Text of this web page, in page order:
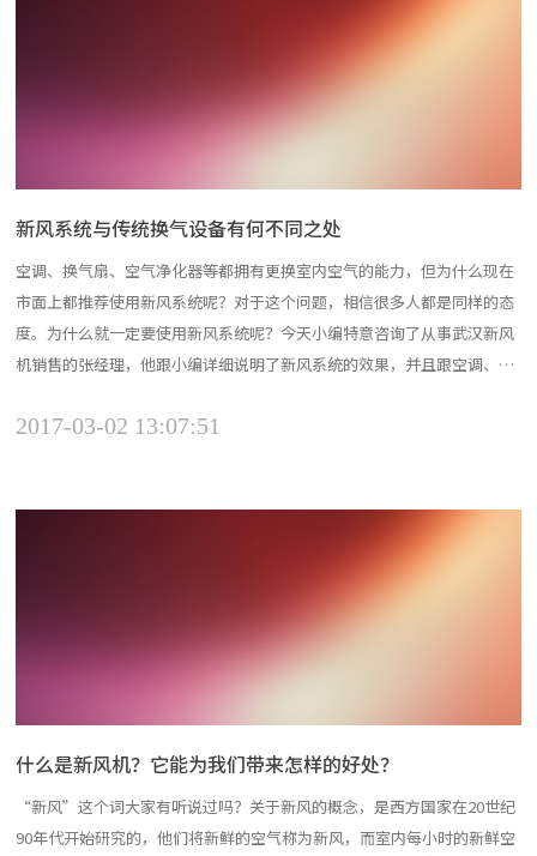
新风系统与传统换气设备有何不同之处
空调、换气扇、空气净化器等都拥有更换室内空气的能力，但为什么现在
市面上都推荐使用新风系统呢？对于这个问题，相信很多人都是同样的态
度。为什么就一定要使用新风系统呢？今天小编特意咨询了从事武汉新风
机销售的张经理，他跟小编详细说明了新风系统的效果，并且跟空调、换
案吧。 一、新风系统有着怎样的效果 对于这个问题，武汉新风机的张经
2017-03-02 13:07:51
什么是新风机？它能为我们带来怎样的好处？
“新风”这个词大家有听说过吗？关于新风的概念，是西方国家在20世纪
90年代开始研究的，他们将新鲜的空气称为新风，而室内每小时的新鲜空